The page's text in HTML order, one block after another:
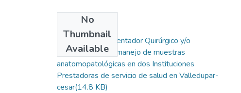
No
Thumbnail
Available
Papel del Instrumentador Quirúrgico y/o
enfermeros en el manejo de muestras
anatomopatológicas en dos Instituciones
Prestadoras de servicio de salud en Valledupar-
cesar(14.8 KB)